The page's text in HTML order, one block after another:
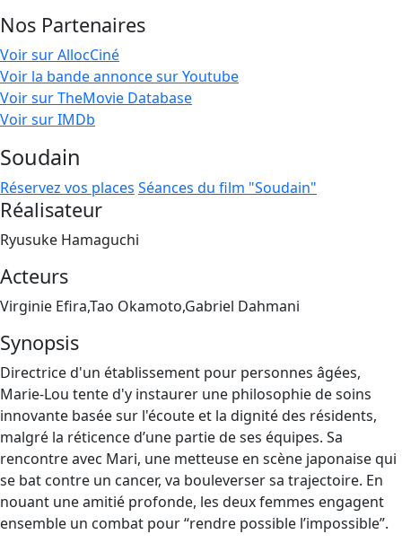
Nos Partenaires
Voir sur AllocCiné
Voir la bande annonce sur Youtube
Voir sur TheMovie Database
Voir sur IMDb
Soudain
Réservez vos places Séances du film "Soudain"
Réalisateur
Ryusuke Hamaguchi
Acteurs
Virginie Efira,Tao Okamoto,Gabriel Dahmani
Synopsis
Directrice d'un établissement pour personnes âgées,
Marie-Lou tente d'y instaurer une philosophie de soins
innovante basée sur l'écoute et la dignité des résidents,
malgré la réticence d’une partie de ses équipes. Sa
rencontre avec Mari, une metteuse en scène japonaise qui
se bat contre un cancer, va bouleverser sa trajectoire. En
nouant une amitié profonde, les deux femmes engagent
ensemble un combat pour “rendre possible l’impossible”.